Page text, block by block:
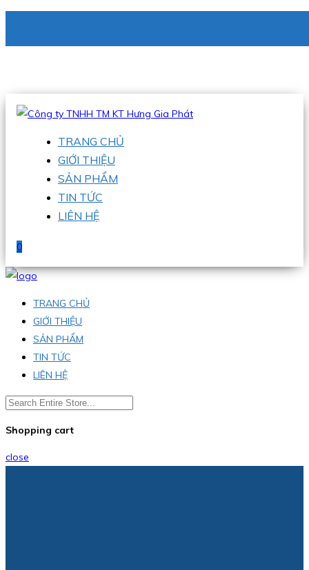
Hotline:0938 336 079
TRANG CHỦ
GIỚI THIỆU
SẢN PHẨM
TIN TỨC
LIÊN HỆ
0
TRANG CHỦ
GIỚI THIỆU
SẢN PHẨM
TIN TỨC
LIÊN HỆ
Shopping cart
close